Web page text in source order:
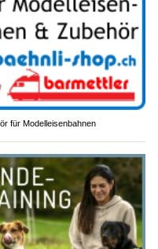
für Modelleisenbahnen